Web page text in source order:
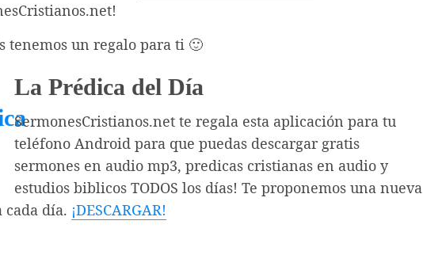
tenemos un regalo para ti 🙂
La Prédica del Día
SermonesCristianos.net te regala esta aplicación para tu
teléfono Android para que puedas descargar gratis
sermones en audio mp3, predicas cristianas en audio y
estudios biblicos TODOS los días! Te proponemos una nueva
cada día. ¡DESCARGAR!